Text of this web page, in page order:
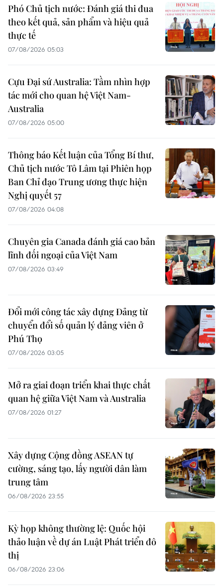
Phó Chủ tịch nước: Đánh giá thi đua
theo kết quả, sản phẩm và hiệu quả
thực tế
07/08/2026 05:03
Cựu Đại sứ Australia: Tầm nhìn hợp
tác mới cho quan hệ Việt Nam-
Australia
07/08/2026 05:00
Thông báo Kết luận của Tổng Bí thư,
Chủ tịch nước Tô Lâm tại Phiên họp
Ban Chỉ đạo Trung ương thực hiện
Nghị quyết 57
07/08/2026 04:08
Chuyên gia Canada đánh giá cao bản
lĩnh đối ngoại của Việt Nam
07/08/2026 03:49
Đổi mới công tác xây dựng Đảng từ
chuyển đổi số quản lý đảng viên ở
Phú Thọ
07/08/2026 03:05
Mở ra giai đoạn triển khai thực chất
quan hệ giữa Việt Nam và Australia
07/08/2026 01:27
Xây dựng Cộng đồng ASEAN tự
cường, sáng tạo, lấy người dân làm
trung tâm
06/08/2026 23:55
Kỳ họp không thường lệ: Quốc hội
thảo luận về dự án Luật Phát triển đô
thị
06/08/2026 23:06